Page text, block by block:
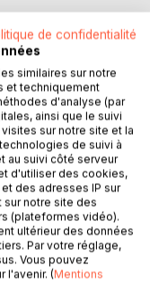
de confidentialité
similaires sur notre
et techniquement
d'analyse (par
ainsi que le suivi
sur notre site et la
de suivi à
au suivi côté serveur
d'utiliser des cookies,
des adresses IP sur
sur notre site des
(plateformes vidéo).
ultérieur des données
Par votre réglage,
Vous pouvez
l'avenir. (Mentions